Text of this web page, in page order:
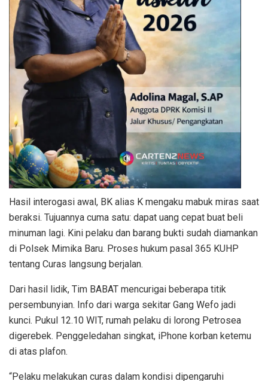
Hasil interogasi awal, BK alias K mengaku mabuk miras saat
beraksi. Tujuannya cuma satu: dapat uang cepat buat beli
minuman lagi. Kini pelaku dan barang bukti sudah diamankan
di Polsek Mimika Baru. Proses hukum pasal 365 KUHP
tentang Curas langsung berjalan.
Dari hasil lidik, Tim BABAT mencurigai beberapa titik
persembunyian. Info dari warga sekitar Gang Wefo jadi
kunci. Pukul 12.10 WIT, rumah pelaku di lorong Petrosea
digerebek. Penggeledahan singkat, iPhone korban ketemu
di atas plafon.
“Pelaku melakukan curas dalam kondisi dipengaruhi